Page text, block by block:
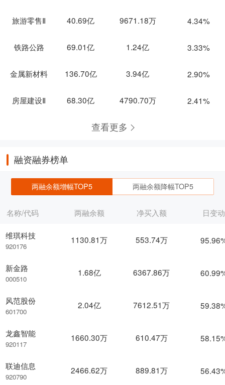
旅游零售Ⅱ 40.69亿 9671.18万 4.34%
铁路公路 69.01亿 1.24亿 3.33%
金属新材料 136.70亿 3.94亿 2.90%
房屋建设Ⅱ 68.30亿 4790.70万 2.41%
查看更多
融资融券榜单
两融余额增幅TOP5 两融余额降幅TOP5
名称/代码
维琪科技
920176
新金路
000510
风范股份
601700
龙鑫智能
920117
联迪信息
920790
两融余额 净买入额 日变动
1130.81万 553.74万
1.68亿 6367.86万
2.04亿 7612.51万
1660.30万 610.47万
2466.62万 889.81万